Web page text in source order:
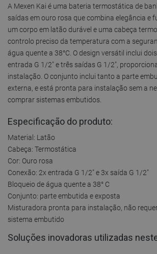
A Mexen Kai é uma bateria termostática de
saídas em ouro rosa que combina elegância e
um corpo em latão durável e uma cabeça
controlo preciso da temperatura com a
água quente a 38°C. O design versátil inclui
entrada G 1/2" e três saídas G 1/2",
instalação. O conjunto inclui tanto a parte
externa, e está pronta para instalação sem a
comprar sistemas embutidos.
Especificação do produto:
Material: Latão
Cabeça: Termostática
Cor: Ouro rosa
Conexão: 2x entrada G 1/2" e 3x saída G 1/2"
Bloqueio de água quente a 38° C
Conjunto: parte embutida e exposta
Misturadora pronta para instalação, não
sistema embutido
Soluções inovadoras utilizadas